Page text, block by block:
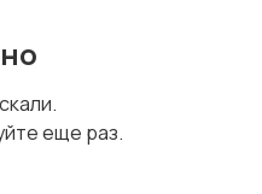
еще раз.